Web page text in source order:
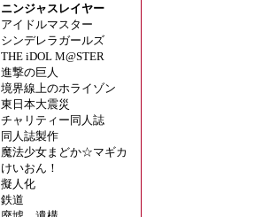
ニンジャスレイヤー
アイドルマスター
シンデレラガールズ
THE iDOL M@STER
進撃の巨人
境界線上のホライゾン
東日本大震災
チャリティー同人誌
同人誌製作
魔法少女まどか☆マギカ
けいおん！
擬人化
鉄道